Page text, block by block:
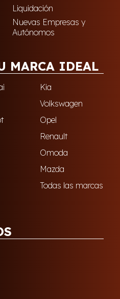
Liquidación
Nuevas Empresas y
Autónomos
MARCA IDEAL
Kia
Volkswagen
Opel
Renault
Omoda
Mazda
Todas las marcas